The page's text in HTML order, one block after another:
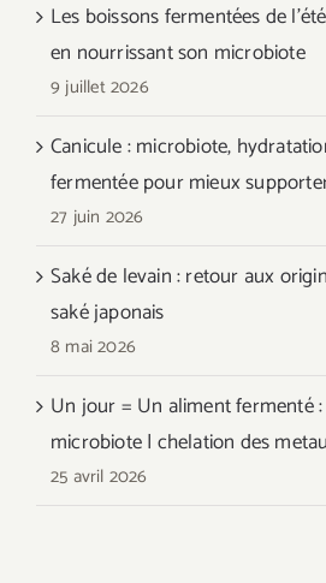
Les boissons fermentées de
en nourrissant son microbiote
9 juillet 2026
Canicule : microbiote,
fermentée pour mieux
27 juin 2026
Saké de levain : retour aux
saké japonais
8 mai 2026
Un jour = Un aliment fermenté
microbiote | chelation des
25 avril 2026